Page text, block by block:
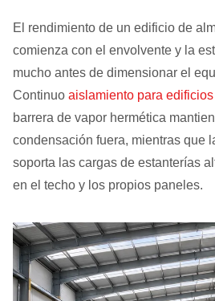
El rendimiento de un edificio de
comienza con el envolvente y la
mucho antes de dimensionar el
Continuo aislamiento para
barrera de vapor hermética
condensación fuera, mientras que
soporta las cargas de estanterías
en el techo y los propios paneles.